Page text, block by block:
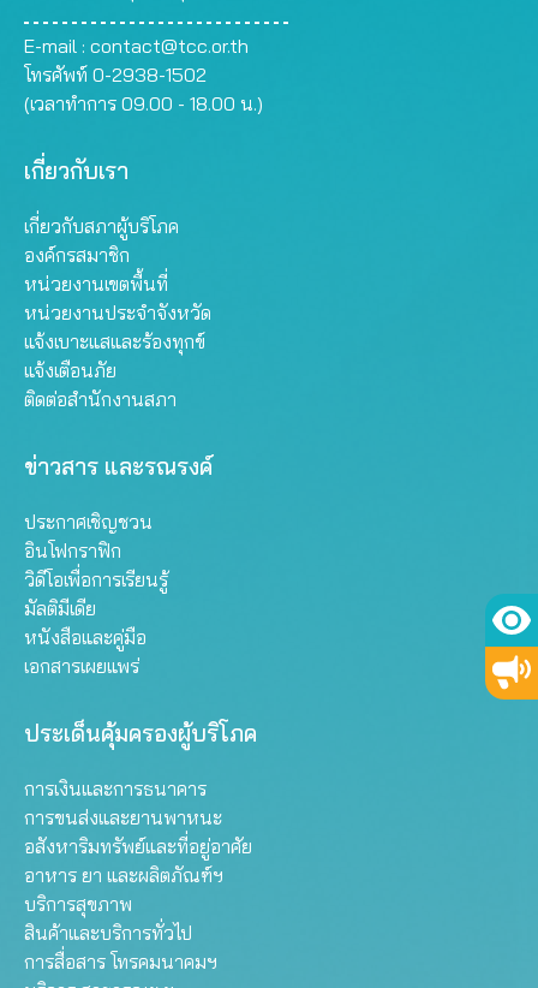
E-mail : contact@tcc.or.th
โทรศัพท์ 0-2938-1502
(เวลาทำการ 09.00 - 18.00 น.)
เกี่ยวกับเรา
เกี่ยวกับสภาผู้บริโภค
องค์กรสมาชิก
หน่วยงานเขตพื้นที่
หน่วยงานประจำจังหวัด
แจ้งเบาะแสและร้องทุกข์
แจ้งเตือนภัย
ติดต่อสำนักงานสภา
ข่าวสาร และรณรงค์
ประกาศเชิญชวน
อินโฟกราฟิก
วิดีโอเพื่อการเรียนรู้
มัลติมีเดีย
หนังสือและคู่มือ
เอกสารเผยแพร่
ประเด็นคุ้มครองผู้บริโภค
การเงินและการธนาคาร
การขนส่งและยานพาหนะ
อสังหาริมทรัพย์และที่อยู่อาศัย
อาหาร ยา และผลิตภัณฑ์ฯ
บริการสุขภาพ
สินค้าและบริการทั่วไป
การสื่อสาร โทรคมนาคมฯ